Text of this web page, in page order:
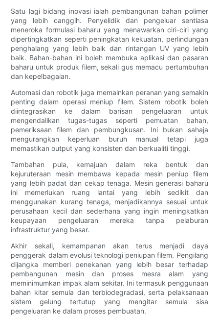
Satu lagi bidang inovasi ialah pembangunan bahan polimer
yang lebih canggih. Penyelidik dan pengeluar sentiasa
meneroka formulasi baharu yang menawarkan ciri-ciri yang
dipertingkatkan seperti peningkatan kekuatan, perlindungan
penghalang yang lebih baik dan rintangan UV yang lebih
baik. Bahan-bahan ini boleh membuka aplikasi dan pasaran
baharu untuk produk filem, sekali gus memacu pertumbuhan
dan kepelbagaian.
Automasi dan robotik juga memainkan peranan yang semakin
penting dalam operasi meniup filem. Sistem robotik boleh
diintegrasikan ke dalam barisan pengeluaran untuk
mengendalikan tugas-tugas seperti pemuatan bahan,
pemeriksaan filem dan pembungkusan. Ini bukan sahaja
mengurangkan keperluan buruh manual tetapi juga
memastikan output yang konsisten dan berkualiti tinggi.
Tambahan pula, kemajuan dalam reka bentuk dan
kejuruteraan mesin membawa kepada mesin peniup filem
yang lebih padat dan cekap tenaga. Mesin generasi baharu
ini memerlukan ruang lantai yang lebih sedikit dan
menggunakan kurang tenaga, menjadikannya sesuai untuk
perusahaan kecil dan sederhana yang ingin meningkatkan
keupayaan pengeluaran mereka tanpa pelaburan
infrastruktur yang besar.
Akhir sekali, kemampanan akan terus menjadi daya
penggerak dalam evolusi teknologi peniupan filem. Pengilang
dijangka memberi penekanan yang lebih besar terhadap
pembangunan mesin dan proses mesra alam yang
meminimumkan impak alam sekitar. Ini termasuk penggunaan
bahan kitar semula dan terbiodegradasi, serta pelaksanaan
sistem gelung tertutup yang mengitar semula sisa
pengeluaran ke dalam proses pembuatan.